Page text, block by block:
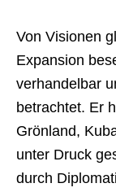
Von Visionen
Expansion
verhandelbar
betrachtet. Er
Grönland,
unter Druck
durch